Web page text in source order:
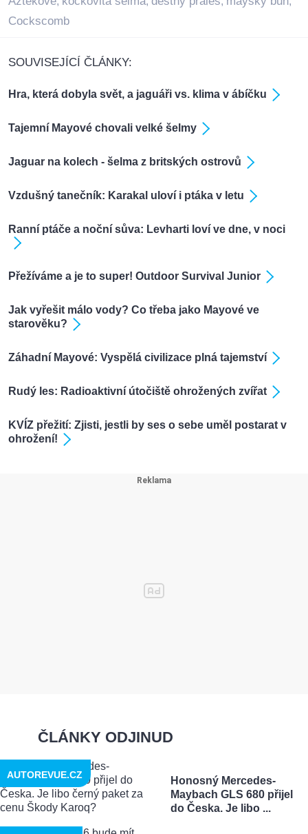
Cockscomb
SOUVISEJÍCÍ ČLÁNKY:
Hra, která dobyla svět, a jaguáři vs. klima v ábíčku
Tajemní Mayové chovali velké šelmy
Jaguar na kolech - šelma z britských ostrovů
Vzdušný tanečník: Karakal uloví i ptáka v letu
Ranní ptáče a noční sůva: Levharti loví ve dne, v noci
Přežíváme a je to super! Outdoor Survival Junior
Jak vyřešit málo vody? Co třeba jako Mayové ve
starověku?
Záhadní Mayové: Vyspělá civilizace plná tajemství
Rudý les: Radioaktivní útočiště ohrožených zvířat
KVÍZ přežití: Zjisti, jestli by ses o sebe uměl postarat v
ohrožení!
ČLÁNKY ODJINUD
Honosný Mercedes-
Maybach GLS 680 přijel
do Česka. Je libo ...
AUTOREVUE.CZ